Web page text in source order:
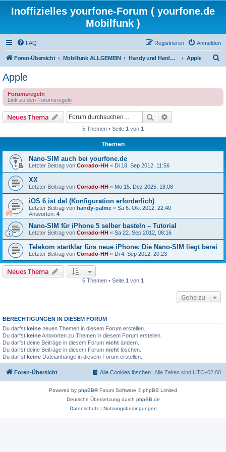
Inoffizielles yourfone-Forum ( yourfone.de
Mobilfunk )
FAQ Anmelden
Registrieren
Foren-Übersicht Mobilfunk ALLGEMEIN Handy und Hardware (Herstellerforen) Apple
e
Apple
Forumsregeln
Link zu den Forumsregeln
Neues Thema Suche
5 Themen • Seite 1 von 1
Themen
Nano-SIM auch bei yourfone.de
Letzter Beitrag von Corrado-HH « Di 18. Sep 2012, 11:56
XX
Letzter Beitrag von Corrado-HH « Mo 15. Dez 2025, 18:08
iOS 6 ist da! (Konfiguration erforderlich)
Letzter Beitrag von handy-palme « Sa 6. Okt 2012, 22:40
Antworten: 4
Nano-SIM für iPhone 5 selber basteln – Tutorial
Letzter Beitrag von Corrado-HH « Sa 22. Sep 2012, 08:16
Telekom startklar fürs neue iPhone: Die Nano-SIM liegt berei
Letzter Beitrag von Corrado-HH « Di 4. Sep 2012, 20:23
Neues Thema
5 Themen • Seite 1 von 1
Gehe zu
BERECHTIGUNGEN IN DIESEM FORUM
Du darfst keine neuen Themen in diesem Forum erstellen.
Du darfst keineAntworten zu Themen in diesem Forum erstellen.
Du darfst deine Beiträge in diesem Forum nicht ändern.
Du darfst deine Beiträge in diesem Forum nicht löschen.
Du darfst keine Dateianhänge in diesem Forum erstellen.
Foren-Übersicht Alle Zeiten sind UTC+02:00
Alle Cookies löschen
Powered by phpBB® Forum Software © phpBB Limited
Deutsche Übersetzung durch phpBB.de
Datenschutz| Nutzungsbedingungen